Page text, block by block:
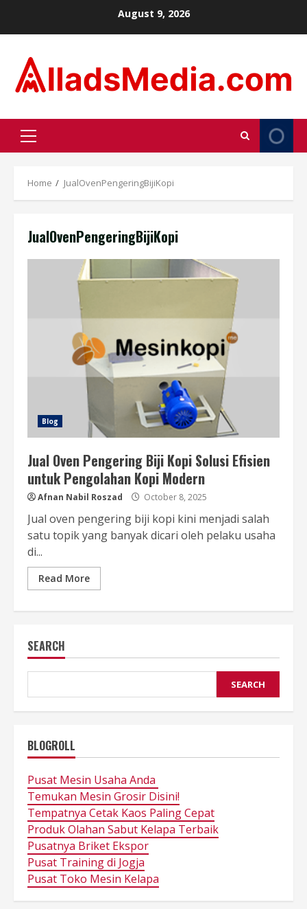
August 9, 2026
Primary
Menu
Home JualOvenPengeringBijiKopi
JualOvenPengeringBijiKopi
Blog
Jual Oven Pengering Biji Kopi Solusi Efisien
untuk Pengolahan Kopi Modern
Afnan Nabil Roszad October 8, 2025
Jual oven pengering biji kopi kini menjadi salah
satu topik yang banyak dicari oleh pelaku usaha
di...
Read More
SEARCH
SEARCH
BLOGROLL
Pusat Mesin Usaha Anda
Temukan Mesin Grosir Disini!
Tempatnya Cetak Kaos Paling Cepat
Produk Olahan Sabut Kelapa Terbaik
Pusatnya Briket Ekspor
Pusat Training di Jogja
Pusat Toko Mesin Kelapa